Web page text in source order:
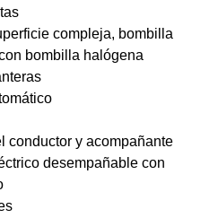
compleja, bombilla
bombilla halógena
conductor y acompañante
desempañable con